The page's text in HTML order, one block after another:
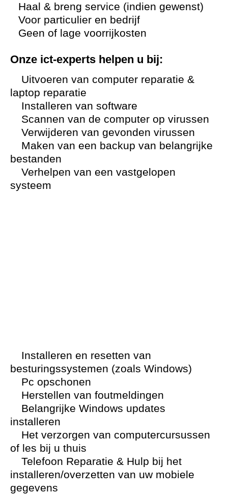
Haal & breng service (indien gewenst)
Voor particulier en bedrijf
Geen of lage voorrijkosten
Onze ict-experts helpen u bij:
Uitvoeren van computer reparatie &
laptop reparatie
Installeren van software
Scannen van de computer op virussen
Verwijderen van gevonden virussen
Maken van een backup van belangrijke
bestanden
Verhelpen van een vastgelopen
systeem
Installeren en resetten van
besturingssystemen (zoals Windows)
Pc opschonen
Herstellen van foutmeldingen
Belangrijke Windows updates
installeren
Het verzorgen van computercursussen
of les bij u thuis
Telefoon Reparatie & Hulp bij het
installeren/overzetten van uw mobiele
gegevens